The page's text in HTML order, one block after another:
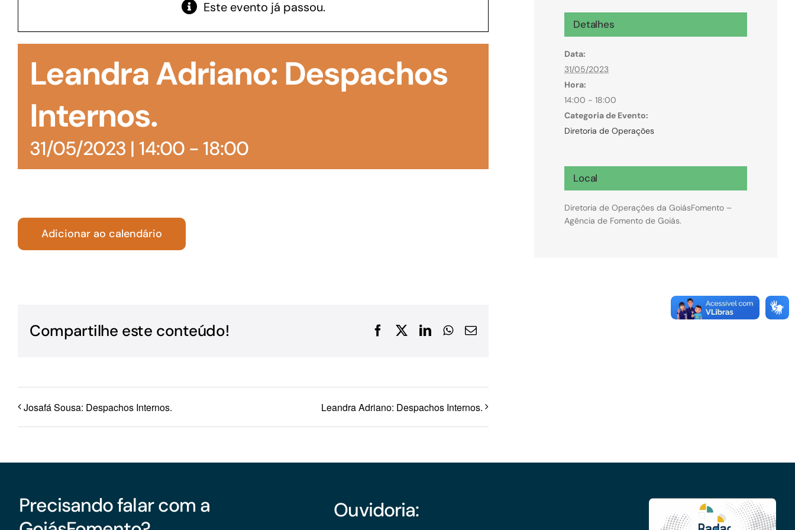
manutenção de estoques e despesas operacionais
realizar obras, dentre outros serviços
Microcrédito
Para MEI, microempresas e pessoas físicas
(feirantes e transportes)
Turismo
Este evento já passou.
Leandra Adriano: Despachos
Internos.
31/05/2023 | 14:00- 18:00
Adicionar ao calendário
Compartilhe este conteúdo! FacebookLinkedInWhatsApp
E-
Josafá Sousa: Despachos Internos. Leandra Adriano: Despachos Internos.
Detalhes
Data:
31/05/2023
Hora:
14:00 - 18:00
Categoria de Evento:
Diretoria de Operações
Local
Diretoria de Operações da GoiásFomento –
Agência de Fomento de Goiás.
Precisando falar com a
Ouvidoria: